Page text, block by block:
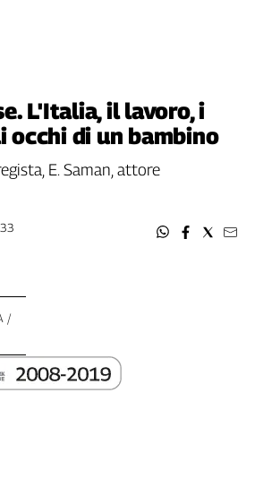
L'Italia, il lavoro, i
di un bambino
E. Saman, attore